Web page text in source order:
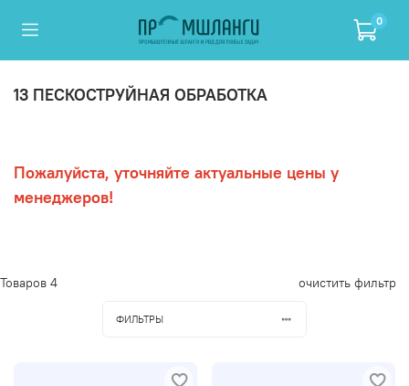
0
13 ПЕСКОСТРУЙНАЯ ОБРАБОТКА
Пожалуйста, уточняйте актуальные цены у
менеджеров!
Товаров 4 очистить фильтр
ФИЛЬТРЫ